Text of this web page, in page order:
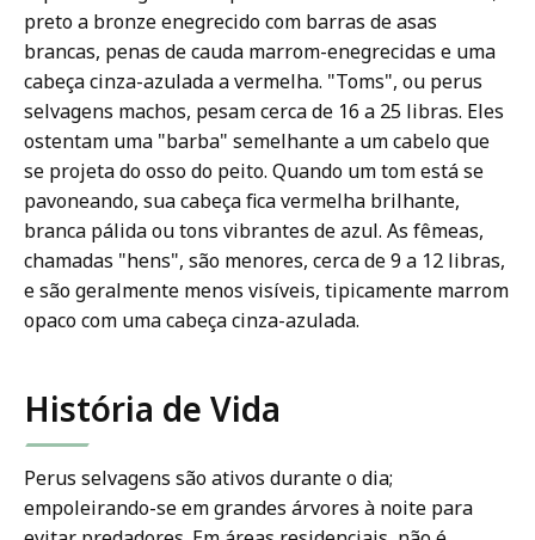
preto a bronze enegrecido com barras de asas
brancas, penas de cauda marrom-enegrecidas e uma
cabeça cinza-azulada a vermelha. "Toms", ou perus
selvagens machos, pesam cerca de 16 a 25 libras. Eles
ostentam uma "barba" semelhante a um cabelo que
se projeta do osso do peito. Quando um tom está se
pavoneando, sua cabeça fica vermelha brilhante,
branca pálida ou tons vibrantes de azul. As fêmeas,
chamadas "hens", são menores, cerca de 9 a 12 libras,
e são geralmente menos visíveis, tipicamente marrom
opaco com uma cabeça cinza-azulada.
História de Vida
Perus selvagens são ativos durante o dia;
empoleirando-se em grandes árvores à noite para